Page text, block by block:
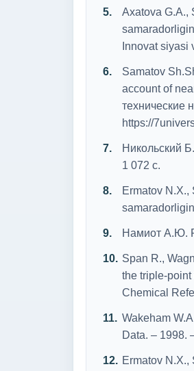
Axatova G.A.,
Innovat siyasi
Samatov
account of
технические
https://
Никольский
1 072 с.
Ermatov
Намиот А.Ю.
Span R.,
the triple-point
Chemical
Wakeham
Data. – 1998.
Ermatov